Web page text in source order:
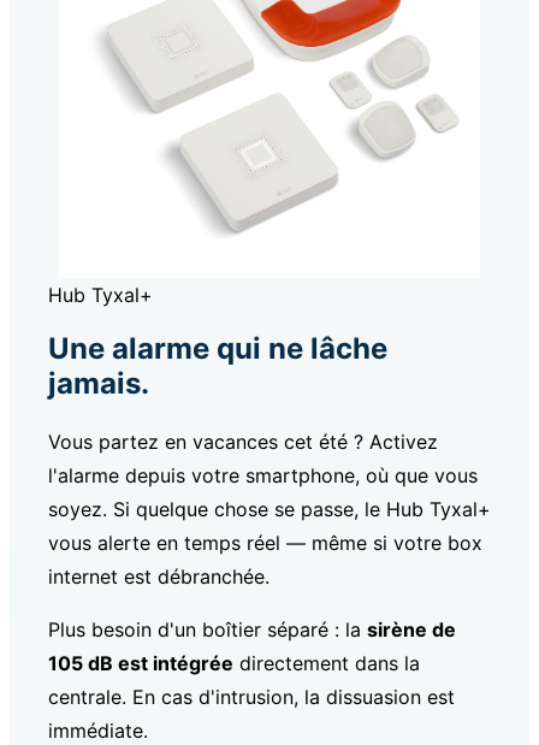
Hub Tyxal+
Une alarme qui ne lâche
jamais.
Vous partez en vacances cet été ? Activez
l'alarme depuis votre smartphone, où que vous
soyez. Si quelque chose se passe, le Hub Tyxal+
vous alerte en temps réel — même si votre box
internet est débranchée.
Plus besoin d'un boîtier séparé : la sirène de
105 dB est intégrée directement dans la
centrale. En cas d'intrusion, la dissuasion est
immédiate.